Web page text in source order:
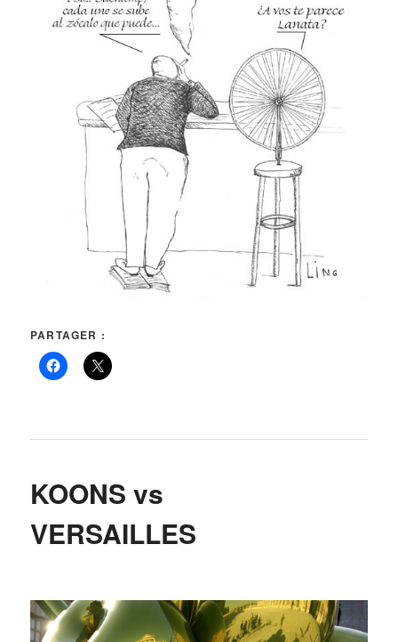
PARTAGER :
KOONS vs
VERSAILLES